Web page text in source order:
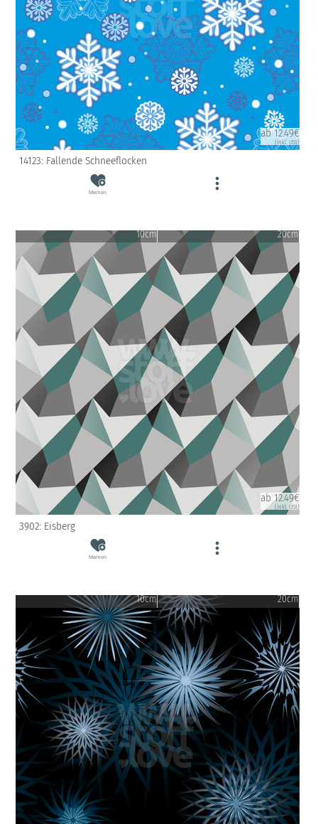
ab 12.49€
(inkl. USt)
14123: Fallende Schneeflocken
Merken
10cm 20cm
ab 12.49€
(inkl. USt)
3902: Eisberg
Merken
10cm 20cm